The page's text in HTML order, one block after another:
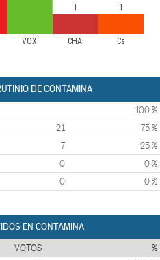
VOX CHA Cs
1 1
DE CONTAMINA
100 %
21 75 %
7 25 %
0 0 %
0 0 %
EN CONTAMINA
VOTOS %